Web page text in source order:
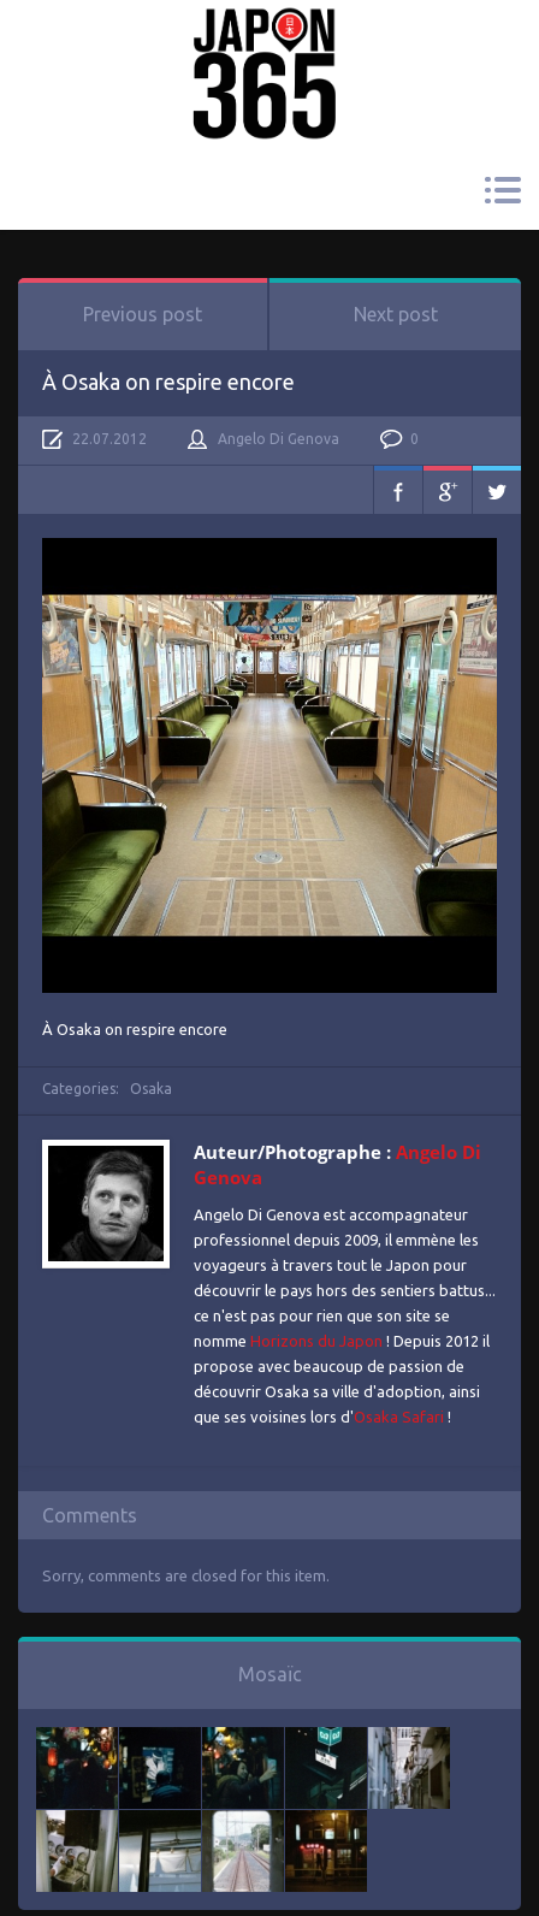
Previous post Next post
À Osaka on respire encore
22.07.2012 Angelo Di Genova 0
À Osaka on respire encore
Categories: Osaka
Auteur/Photographe : Angelo Di
Genova
Angelo Di Genova est accompagnateur
professionnel depuis 2009, il emmène les
voyageurs à travers tout le Japon pour
découvrir le pays hors des sentiers battus...
ce n'est pas pour rien que son site se
nomme Horizons du Japon ! Depuis 2012 il
propose avec beaucoup de passion de
découvrir Osaka sa ville d'adoption, ainsi
que ses voisines lors d'Osaka Safari !
Comments
Sorry, comments are closed for this item.
Mosaïc